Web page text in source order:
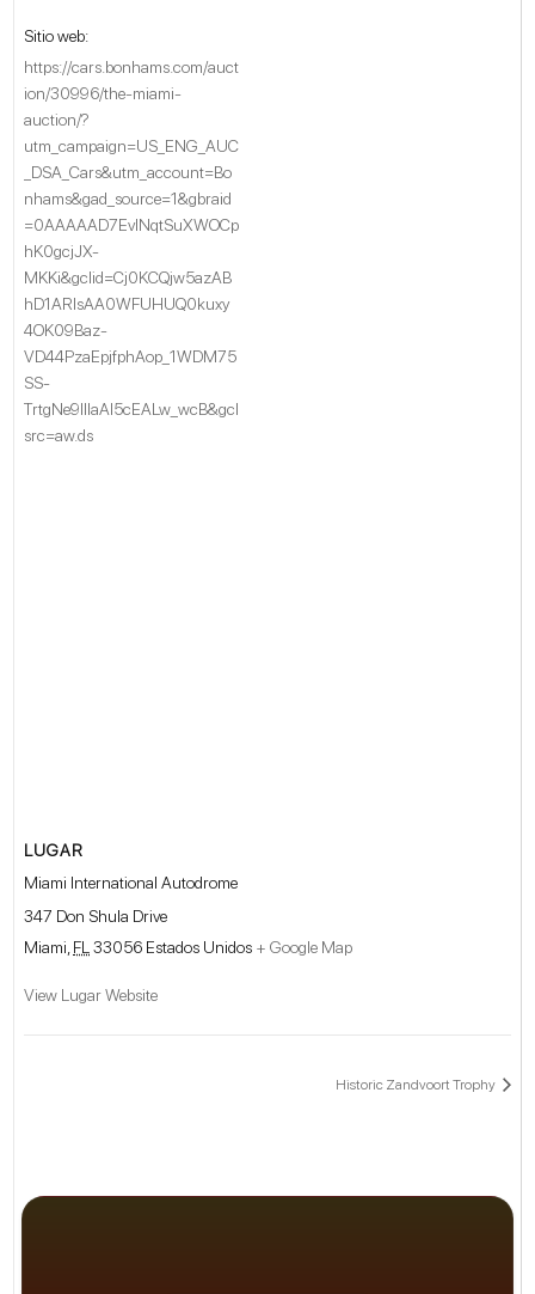
Sitio web:
https://cars.bonhams.com/auct
ion/30996/the-miami-
auction/?
utm_campaign=US_ENG_AUC
_DSA_Cars&utm_account=Bo
nhams&gad_source=1&gbraid
=0AAAAAD7EvINqtSuXWOCp
hK0gcjJX-
MKKi&gclid=Cj0KCQjw5azAB
hD1ARIsAA0WFUHUQ0kuxy
4OK09Baz-
VD44PzaEpjfphAop_1WDM75
SS-
TrtgNe9IIIaAl5cEALw_wcB&gcl
src=aw.ds
LUGAR
Miami International Autodrome
347 Don Shula Drive
Miami, FL33056 Estados Unidos + Google Map
View Lugar Website
Historic Zandvoort Trophy